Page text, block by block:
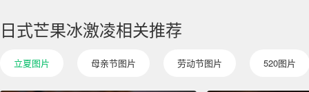
日式芒果冰激凌相关推荐
立夏图片 母亲节图片 劳动节图片 520图片